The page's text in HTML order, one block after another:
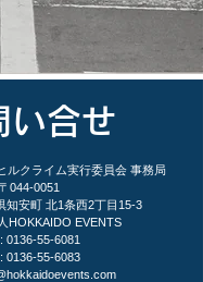
い合せ
ルクライム実行委員会 事務局
044-0051
知安町 北1条西2丁目15-3
HOKKAIDO EVENTS
0136-55-6081
0136-55-6083